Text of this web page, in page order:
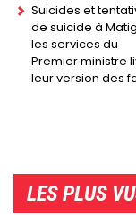
Suicides et
de suicide à
les services du
Premier ministre
leur version des
LES PLUS